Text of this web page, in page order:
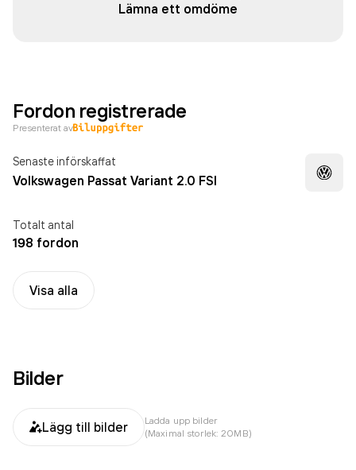
Lämna ett omdöme
Fordon registrerade
Presenterat av
Senaste införskaffat
Volkswagen Passat Variant 2.0 FSI
Totalt antal
198 fordon
Visa alla
Bilder
Lägg till bilder
Ladda upp bilder
(Maximal storlek: 20MB)